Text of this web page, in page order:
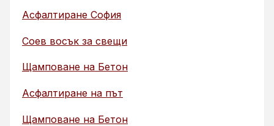
Асфалтиране София
Соев восък за свещи
Щамповане на Бетон
Асфалтиране на път
Щамповане на Бетон